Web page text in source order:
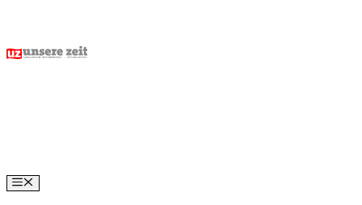
content
Menu